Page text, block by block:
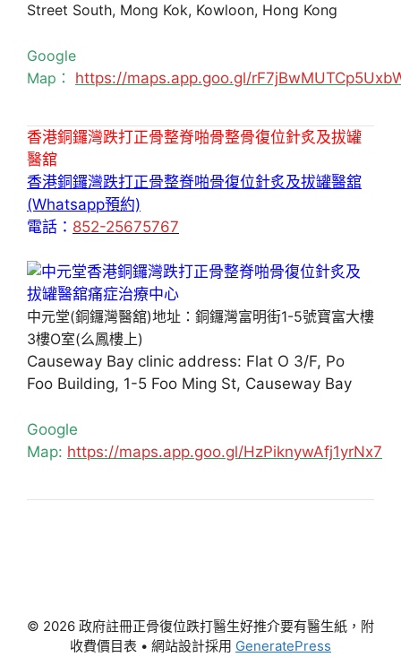
Street South, Mong Kok, Kowloon, Hong Kong
Google
Map： https://maps.app.goo.gl/
香港銅鑼灣跌打正骨整脊啪骨整骨復位針炙及拔罐
醫舘
香港銅鑼灣跌打正骨整脊啪骨復位針炙及拔罐醫舘
(Whatsapp預約)
電話： 852-25675767
中元堂(銅鑼灣醫舘)地址：銅鑼灣富明街1-5號寶富大樓
3樓O室(么鳳樓上)
Causeway Bay clinic address: Flat O 3/F, Po
Foo Building, 1-5 Foo Ming St, Causeway Bay
Google
Map: https://maps.app.goo.gl/HzPiknywAfj1yrNx7
© 2026 政府註冊正骨復位跌打醫生好推介要有醫生紙，附
收費價目表 • 網站設計採用 GeneratePress